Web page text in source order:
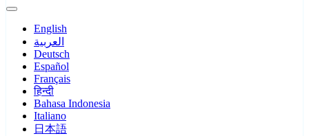
English
العربية
Deutsch
Español
Français
हिन्दी
Bahasa Indonesia
Italiano
日本語